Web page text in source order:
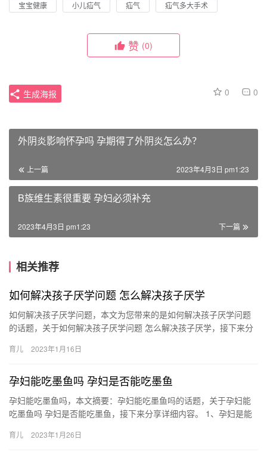
宝宝健康 小儿疝气 疝气 疝气多大手术
赞 (0)
0 0
生成海报
外阴炎影响怀孕吗 孕期得了外阴炎怎么办？
上一篇 2023年4月3日 pm1:23
B族维生素很重要 孕妇必须补充
下一篇
2023年4月3日 pm1:23
相关推荐
如何解决孩子厌学问题 怎么解决孩子厌学
如何解决孩子厌学问题，本文为您带来的是如何解决孩子厌学问题
的话题，关于如何解决孩子厌学问题 怎么解决孩子厌学，接下来分
如…
育儿 2023年1月16日
孕妇能吃墨鱼吗 孕妇是否能吃墨鱼
孕妇能吃墨鱼吗，本文摘要：孕妇能吃墨鱼吗的话题，关于孕妇能
吃墨鱼吗 孕妇是否能吃墨鱼，接下来分享详细内容。 1、孕妇是能
吃…
育儿 2023年1月26日